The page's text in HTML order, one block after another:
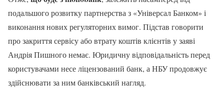
подальшого розвитку партнерства з «Універсал Банком» і
виконання нових регуляторних вимог. Підстав говорити
про закриття сервісу або втрату коштів клієнтів у заяві
Андрія Пишного немає. Юридичну відповідальність перед
користувачами несе ліцензований банк, а НБУ продовжує
здійснювати за ним банківський нагляд.